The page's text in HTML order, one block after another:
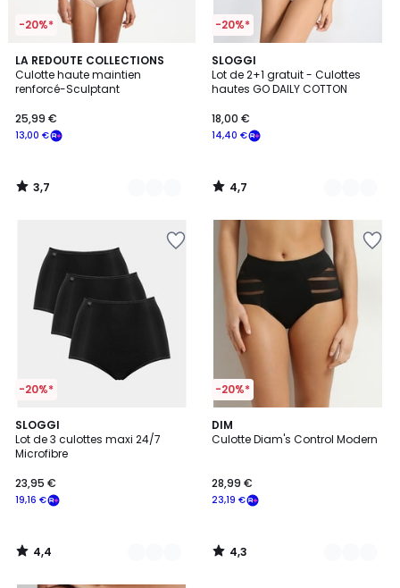
-20%*
LA REDOUTE COLLECTIONS
Culotte haute maintien
renforcé-Sculptant
13,00 €
25,99 €
3,7
/ 5
2
Couleurs
3,7
/
-20%*
SLOGGI
Lot de 2+1 gratuit - Culottes
hautes GO DAILY COTTON
14,40 €
18,00 €
4,7
/ 5
3
Couleurs
4,7
/
-20%*
SLOGGI
Lot de 3 culottes maxi 24/7
Microfibre
19,16 €
23,95 €
4,4
/ 5
2
Couleurs
4,4
/
-20%*
DIM
Culotte Diam's Control Modern
23,19 €
28,99 €
4,3
/ 5
2
Couleurs
4,3
/